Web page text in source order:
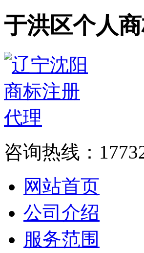
于洪区个人
咨询热线：
网站首页
公司介绍
服务范围